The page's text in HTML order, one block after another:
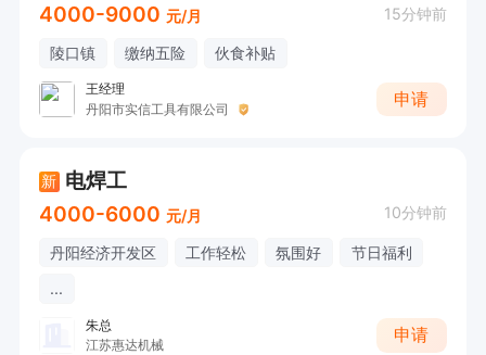
4000-9000 元/月 15分钟前
陵口镇 缴纳五险 伙食补贴
王经理
丹阳市实信工具有限公司
申请
新 电焊工
4000-6000 元/月 10分钟前
丹阳经济开发区 工作轻松 氛围好
节日福利
...
朱总
江苏惠达机械
申请